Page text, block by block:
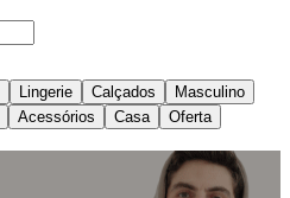
Lingerie Calçados
Masculino
Acessórios Casa Oferta